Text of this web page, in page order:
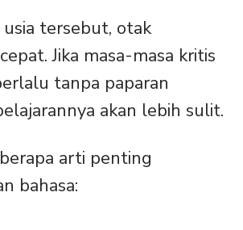
tersebut, otak
Jika masa-masa kritis
tanpa paparan
akan lebih sulit.
arti penting
bahasa: